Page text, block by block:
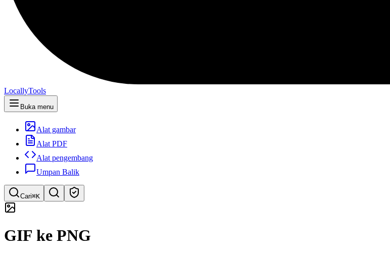
LocallyTools
Buka menu
Alat gambar
Alat PDF
Alat pengembang
Umpan Balik
Cari⌘K
Pencarian cepat untuk alat
GIF ke PNG